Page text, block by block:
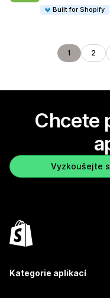
Built for Shopify
1 2
Chcete
Vyzkoušejte
Kategorie aplikací